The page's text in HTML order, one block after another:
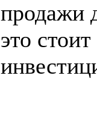
продажи
это